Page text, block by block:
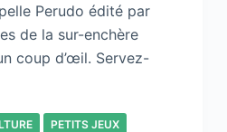
Perudo édité par
de la sur-enchère
coup d’œil. Servez-
PETITS JEUX